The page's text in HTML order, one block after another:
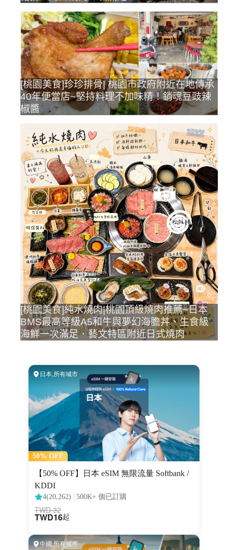
[桃園美食]珍珍排骨| 桃園市政府附近在地傳承
40年便當店~堅持料理不加味精！銷魂豆豉辣
椒醬
[桃園美食]純水燒肉|桃園頂級燒肉推薦~日本
BMS最高等級A5和牛與夢幻海膽丼、生食級
海鮮一次滿足．藝文特區附近日式燒肉